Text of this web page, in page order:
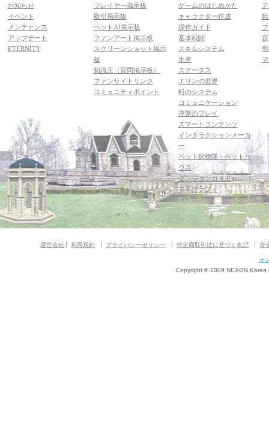
お知らせ
イベント
メンテナンス
アップデート
ETERNITY
プレイヤー掲示板
取引掲示板
ペットAI掲示板
ファンアート掲示板
スクリーンショット掲示
板
知識王（質問掲示板）
ファンサイトリンク
コミュニティポイント
ゲームのはじめかた
キャラクター作成
操作ガイド
基本戦闘
スキルシステム
生産
ステータス
エリンの世界
町のシステム
コミュニケーション
序盤のプレイ
スマートコンテンツ
インタラクションメーカ
ー
ペット探検隊・ペットハ
ウス
ダンジョンガイド
マギグラフィ
運営会社 利用規約 プライバシーポリシー 特定商取引法に基づく表記 資
オ
Copyright © 2009 NEXON Korea